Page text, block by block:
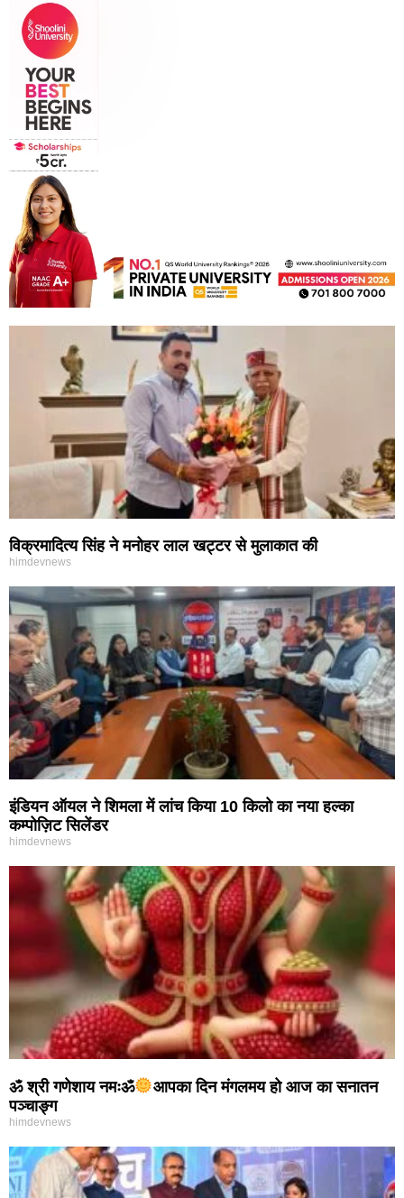
विक्रमादित्य सिंह ने मनोहर लाल खट्टर से मुलाकात की
himdevnews
इंडियन ऑयल ने शिमला में लांच किया 10 किलो का नया हल्का
कम्पोज़िट सिलेंडर
himdevnews
ॐ श्री गणेशाय नमःॐ
आपका दिन मंगलमय हो आज का सनातन
पञ्चाङ्ग
himdevnews